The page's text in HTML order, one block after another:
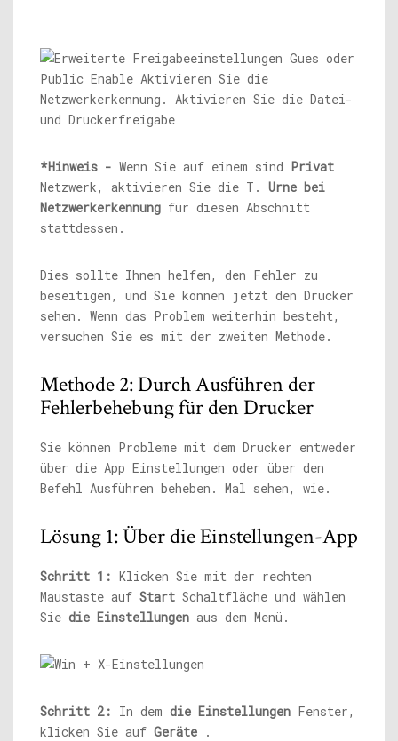
*Hinweis - Wenn Sie auf einem sind Privat
Netzwerk, aktivieren Sie die T. Urne bei
Netzwerkerkennung für diesen Abschnitt
stattdessen.
Dies sollte Ihnen helfen, den Fehler zu
beseitigen, und Sie können jetzt den Drucker
sehen. Wenn das Problem weiterhin besteht,
versuchen Sie es mit der zweiten Methode.
Methode 2: Durch Ausführen der
Fehlerbehebung für den Drucker
Sie können Probleme mit dem Drucker entweder
über die App Einstellungen oder über den
Befehl Ausführen beheben. Mal sehen, wie.
Lösung 1: Über die Einstellungen-App
Schritt 1: Klicken Sie mit der rechten
Maustaste auf Start Schaltfläche und wählen
Sie die Einstellungen aus dem Menü.
Schritt 2: In dem die Einstellungen Fenster,
klicken Sie auf Geräte .